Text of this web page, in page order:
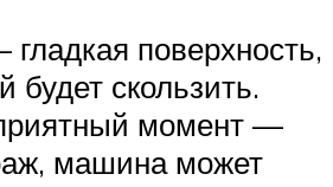
поверхность,
будет скользить.
момент —
машина может